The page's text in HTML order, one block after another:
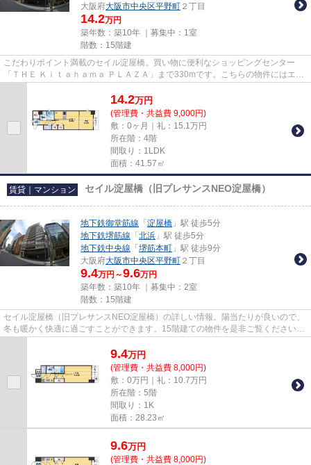
大阪府大阪市中央区平野町 ２丁目
14.2万円
築年数：築10年 ｜募集中： 1室
階数：15階建
こだわりポイント満載のセイル淀屋橋。買い物に便利なショッピングセンター
「ＴＨＥ Ｋｉｔａｈａｍａ ＰＬＡＺＡ」まで330mです。こちらの物件にはエレ
14.2万円
(管理費・共益費 9,000円)
敷：0ヶ月｜礼：15.1万円
所在階：4階
間取り：1LDK
面積：41.57㎡
賃貸｜マンション セイル淀屋橋（旧プレサンスNEO淀屋橋）
地下鉄御堂筋線 「 淀屋橋 」駅 徒歩5分
地下鉄堺筋線 「 北浜 」駅 徒歩5分
地下鉄中央線 「 堺筋本町 」駅 徒歩9分
大阪府大阪市中央区平野町 ２丁目
9.4万円～9.6万円
築年数：築10年 ｜募集中： 2室
階数：15階建
セイル淀屋橋（旧プレサンスNEO淀屋橋）の詳しい情報。陽当たりが良いので、
冬も暖かく快適に過ごすことができます。15階建ての物件を是非ご覧ください。
9.4万円
(管理費・共益費 8,000円)
敷：0万円｜礼：10.7万円
所在階：5階
間取り：1K
面積：28.23㎡
9.6万円
(管理費・共益費 8,000円)